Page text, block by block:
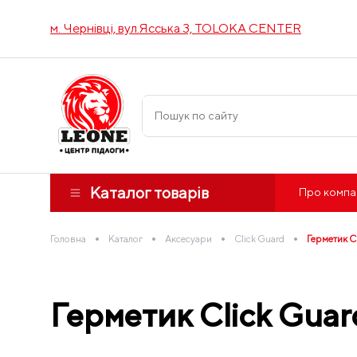
м. Чернівці, вул.Ясська 3, TOLOKA CENTER
Каталог товарів Про
Головна • Каталог • Аксесуари • Click Guard • Герметик
Герметик Click